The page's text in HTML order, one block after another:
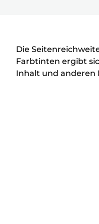
Die
Farbtinten ergibt
Inhalt und anderen